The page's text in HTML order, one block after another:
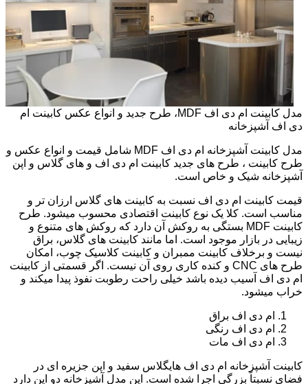
مدل کابینت ام دی اف MDF، طرح جدید و انواع عکس کابینت ام
دی اف آشپزخانه
مدل کابینت آشپزخانه ام دی اف MDF شامل قیمت و انواع عکس و
طرح کابینت ، طرح های جدید کابینت ام دی اف و های گلاس و اپن
آشپزخانه شیک و خاص است.
قیمت کابینت ام دی اف نسبت به کابینت های گلاس ارزان تر و
مناسب است. کلا یک نوع کابینت اقتصادی محسوب میشود. طرح
کابینت MDF بستگی به روکش آن دارد که روکش های متنوع و
زیبایی در بازار موجود است. اما مانند کابینت های گلاس، براق
نیست و برخلاف کابینت ممبران و کابینت کلاسیک چوب، امکان
طرح های CNC و کنده کاری روی آن نیست. اگر قسمتی از کابینت
ام دی اف آسیب دیده باشد خیلی راحت رطوبت نفوذ پیدا میکند و
خراب میشود.
ام دی اف براق
ام دی اف رنگی
ام دی اف مات
کابینت آشپزخانه ام دی اف هایگلاس سفید و اپن جزیره ای در
فضای نسبتاً بزرگی اجرا شده است. این مدل آشپزخانه دو اپن دارد